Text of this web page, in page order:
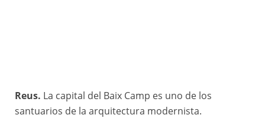
Reus. La capital del Baix Camp es uno de los
santuarios de la arquitectura modernista.